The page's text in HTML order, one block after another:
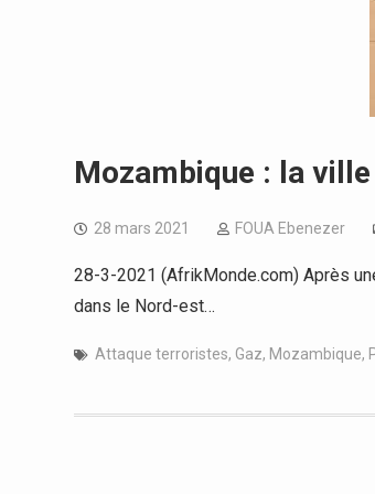
Mozambique : la
28 mars 2021 FOUA Ebenezer
28-3-2021 (AfrikMonde.com) Après
dans le Nord-est…
Attaque terroristes, Gaz, Mozambique,